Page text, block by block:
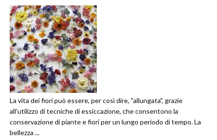
La vita dei fiori può essere, per così dire, "allungata", grazie
all'utilizzo di tecniche di essiccazione, che consentono la
conservazione di piante e fiori per un lungo periodo di tempo. La
bellezza ...